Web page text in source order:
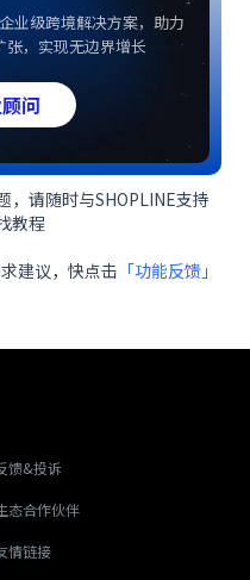
业级跨境解决方案，助力
，实现无边界增长
问
，请随时与SHOPLINE支持
教程
建议，快点击 「功能反馈」
馈&投诉
态合作伙伴
情链接